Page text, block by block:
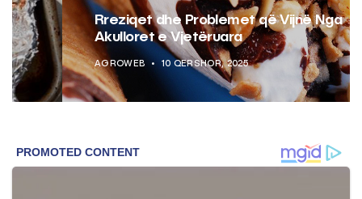
Rreziqet dhe Problemet që Vijnë Nga
Akulloret e Vjetëruara
AGROWEB 10 QERSHOR, 2025